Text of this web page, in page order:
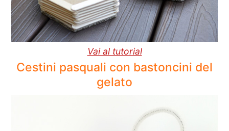
Vai al tutorial
Cestini pasquali con bastoncini del
gelato